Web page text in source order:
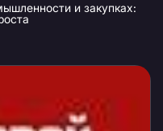
и закупках: